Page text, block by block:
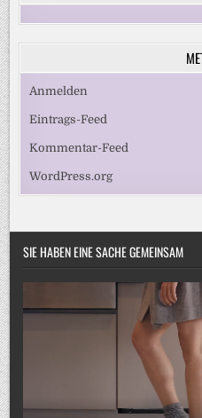
Anmelden
Eintrags-Feed
Kommentar-Feed
WordPress.org
SIE HABEN EINE SACHE GEMEINSAM